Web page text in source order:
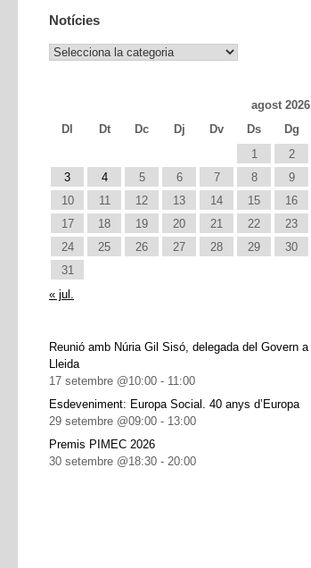
Notícies
Notícies
agost 2026
Dl
Dt Dc Dj Dv Ds
Dg
1
2
3
4 5 6 7 8
9
10
11 12 13 14 15
16
17
18 19 20 21 22
23
24
25 26 27 28 29
30
31
« jul.
Reunió amb Núria Gil Sisó, delegada del Govern a
Lleida
17 setembre @10:00 - 11:00
Esdeveniment: Europa Social. 40 anys d’Europa
29 setembre @09:00 - 13:00
Premis PIMEC 2026
30 setembre @18:30 - 20:00